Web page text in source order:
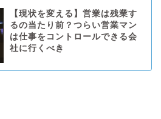
【現状を変える】営業は残業す
るの当たり前？つらい営業マン
は仕事をコントロールできる会
社に行くべき